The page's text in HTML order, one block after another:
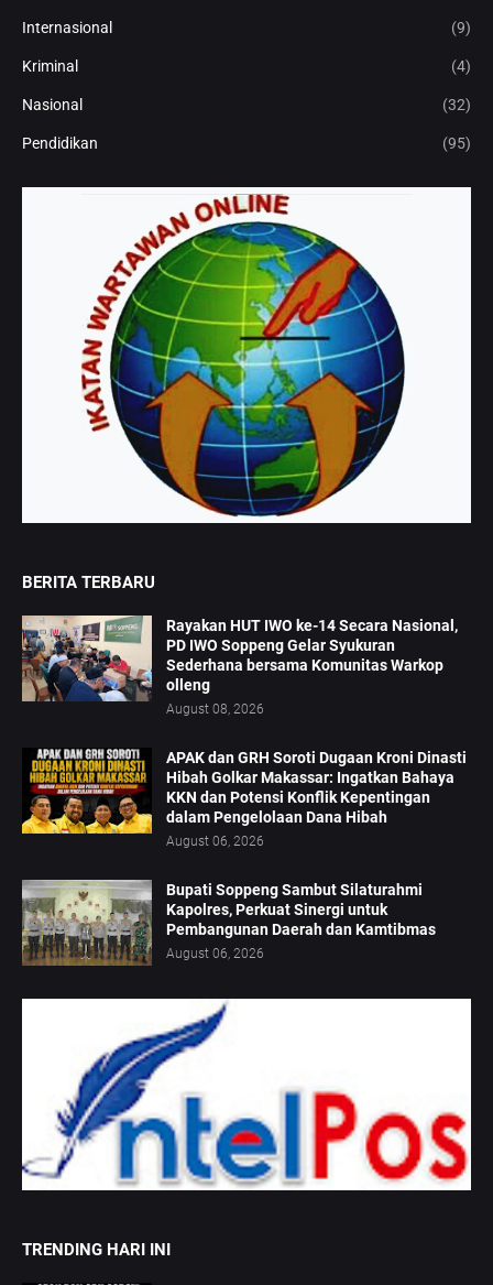
Internasional (9)
Kriminal (4)
Nasional (32)
Pendidikan (95)
BERITA TERBARU
Rayakan HUT IWO ke-14 Secara Nasional,
PD IWO Soppeng Gelar Syukuran
Sederhana bersama Komunitas Warkop
olleng
August 08, 2026
APAK dan GRH Soroti Dugaan Kroni Dinasti
Hibah Golkar Makassar: Ingatkan Bahaya
KKN dan Potensi Konflik Kepentingan
dalam Pengelolaan Dana Hibah
August 06, 2026
Bupati Soppeng Sambut Silaturahmi
Kapolres, Perkuat Sinergi untuk
Pembangunan Daerah dan Kamtibmas
August 06, 2026
TRENDING HARI INI